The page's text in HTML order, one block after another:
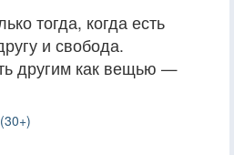
тогда, когда есть
и свобода.
другим как вещью —